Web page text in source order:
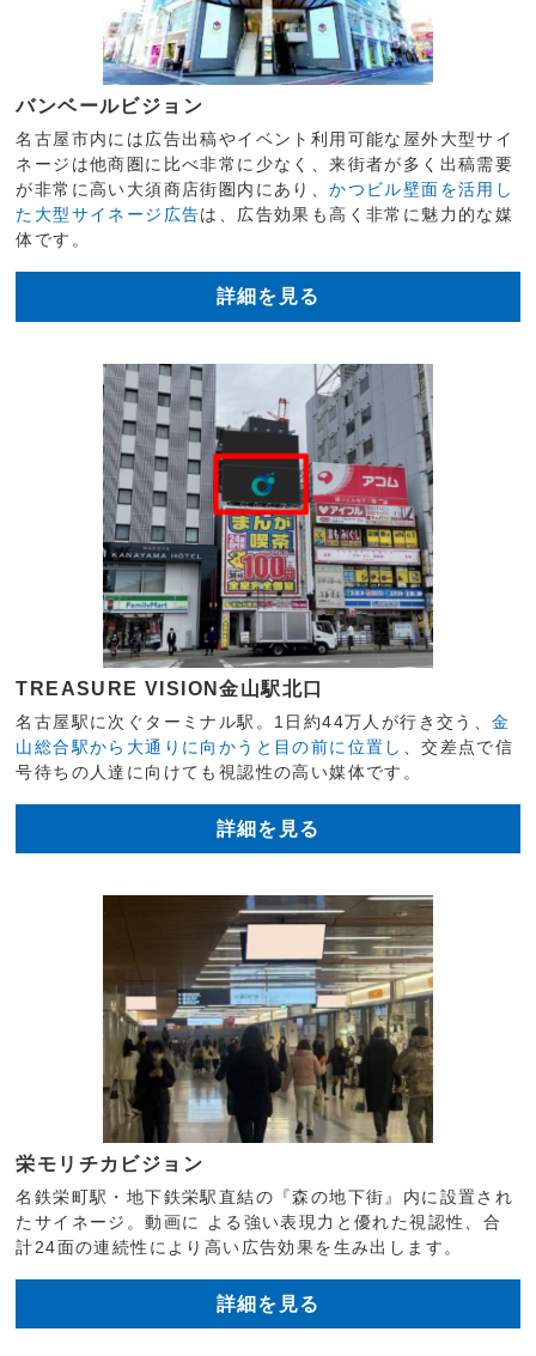
バンベールビジョン
名古屋市内には広告出稿やイベント利用可能な屋外大型サイ
ネージは他商圏に比べ非常に少なく、来街者が多く出稿需要
が非常に高い大須商店街圏内にあり、かつビル壁面を活用し
た大型サイネージ広告は、広告効果も高く非常に魅力的な媒
体です。
詳細を見る
TREASURE VISION金山駅北口
名古屋駅に次ぐターミナル駅。1日約44万人が行き交う、金
山総合駅から大通りに向かうと目の前に位置し
、交差点で信
号待ちの人達に向けても視認性の高い媒体です。
詳細を見る
栄モリチカビジョン
名鉄栄町駅・地下鉄栄駅直結の『森の地下街』内に設置され
たサイネージ。動画に よる強い表現力と優れた視認性、合
計24面の連続性により高い広告効果を生み出します。
詳細を見る